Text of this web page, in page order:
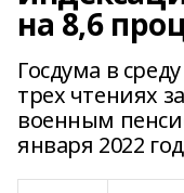
на 8,6
Госдума в
трех чтениях
военным
января 2022